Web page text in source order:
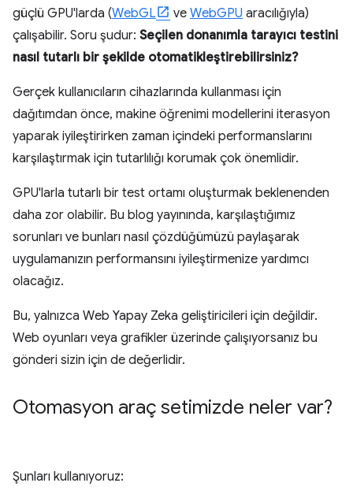
güçlü GPU'larda (WebGL ve WebGPU aracılığıyla)
çalışabilir. Soru şudur: Seçilen donanımla tarayıcı testini
nasıl tutarlı bir şekilde otomatikleştirebilirsiniz?
Gerçek kullanıcıların cihazlarında kullanması için
dağıtımdan önce, makine öğrenimi modellerini iterasyon
yaparak iyileştirirken zaman içindeki performanslarını
karşılaştırmak için tutarlılığı korumak çok önemlidir.
GPU'larla tutarlı bir test ortamı oluşturmak beklenenden
daha zor olabilir. Bu blog yayınında, karşılaştığımız
sorunları ve bunları nasıl çözdüğümüzü paylaşarak
uygulamanızın performansını iyileştirmenize yardımcı
olacağız.
Bu, yalnızca Web Yapay Zeka geliştiricileri için değildir.
Web oyunları veya grafikler üzerinde çalışıyorsanız bu
gönderi sizin için de değerlidir.
Otomasyon araç setimizde neler var?
Şunları kullanıyoruz: